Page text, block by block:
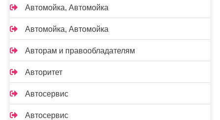
Автомойка, Автомойка
Автомойка, Автомойка
Авторам и правообладателям
Авторитет
Автосервис
Автосервис